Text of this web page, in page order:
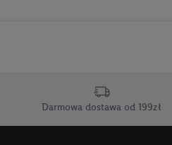
Darmowa dostawa od 199zł